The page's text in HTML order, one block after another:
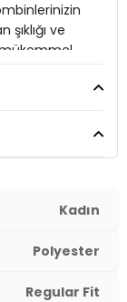
ve
Kadın
Polyester
Regular Fit